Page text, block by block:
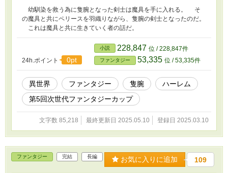
幼馴染を救う為に隻腕となった剣士は魔具を手に入れる。 そ
の魔具と共にペリースを羽織りながら、隻腕の剣士となったのだ。
これは魔具と共に生きていく者の話だ。
24h.ポイント 0pt
小説 228,847 位 / 228,847件
ファンタジー 53,335 位 / 53,335件
異世界 ファンタジー 隻腕
ハーレム
第5回次世代ファンタジーカップ
文字数 85,218 最終更新日 2025.05.10 登録日 2025.03.10
ファンタジー 完結 長編 お気に入りに追加 109